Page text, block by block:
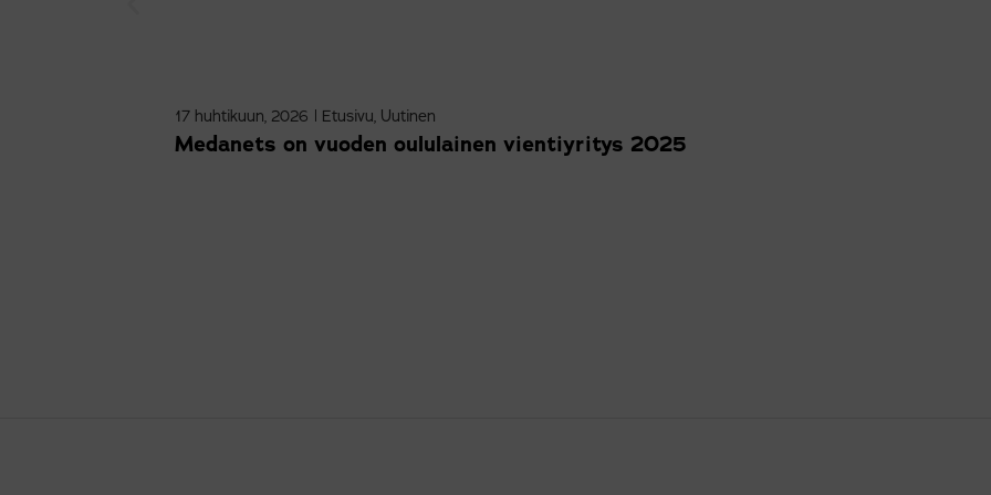
17 huhtikuun, 2026 | Etusivu, Uutinen
Medanets on vuoden oululainen vientiyritys 2025